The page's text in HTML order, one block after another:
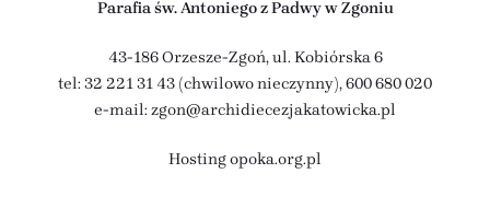
Parafia św. Antoniego z Padwy w Zgoniu
43-186 Orzesze-Zgoń, ul. Kobiórska 6
tel: 32 221 31 43 (chwilowo nieczynny),600 680 020
e-mail: zgon@archidiecezjakatowicka.pl
Hostingopoka.org.pl